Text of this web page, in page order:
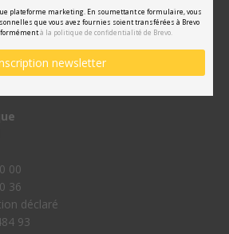
plateforme marketing. En soumettant ce formulaire, vous
que vous avez fournies soient transférées à Brevo
à la politique de confidentialité de Brevo.
00
36
déclaré
93